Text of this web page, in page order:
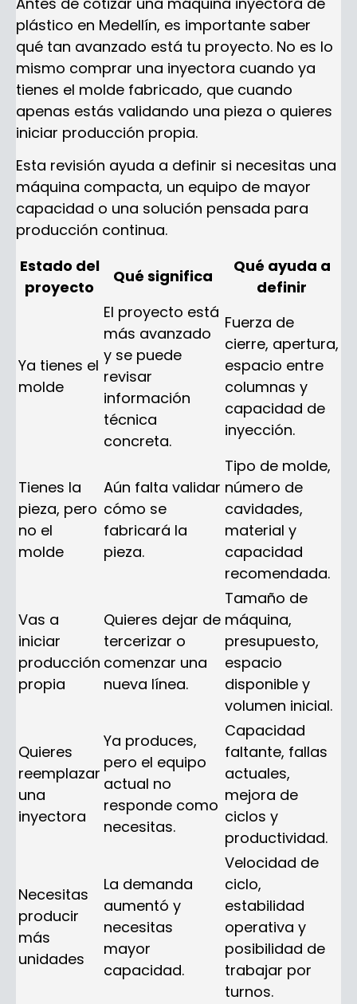
plástico en Medellín, es importante saber
qué tan avanzado está tu proyecto. No es lo
mismo comprar una inyectora cuando ya
tienes el molde fabricado, que cuando
apenas estás validando una pieza o quieres
iniciar producción propia.
Esta revisión ayuda a definir si necesitas una
máquina compacta, un equipo de mayor
capacidad o una solución pensada para
producción continua.
Estado del
proyecto
Qué significa
Qué ayuda a
definir
Ya tienes el
molde
El proyecto está
más avanzado
y se puede
revisar
información
técnica
concreta.
Fuerza de
cierre, apertura,
espacio entre
columnas y
capacidad de
inyección.
Tienes la
pieza, pero
no el
molde
Aún falta validar
cómo se
fabricará la
pieza.
Tipo de molde,
número de
cavidades,
material y
capacidad
recomendada.
Vas a
iniciar
producción
propia
Quieres dejar de
tercerizar o
comenzar una
nueva línea.
Tamaño de
máquina,
presupuesto,
espacio
disponible y
volumen inicial.
Quieres
reemplazar
una
inyectora
Ya produces,
pero el equipo
actual no
responde como
necesitas.
Capacidad
faltante, fallas
actuales,
mejora de
ciclos y
productividad.
Necesitas
producir
más
unidades
La demanda
aumentó y
necesitas
mayor
capacidad.
Velocidad de
ciclo,
estabilidad
operativa y
posibilidad de
trabajar por
turnos.